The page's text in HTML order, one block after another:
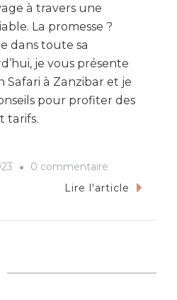
à travers une
La promesse ?
dans toute sa
je vous présente
Safari à Zanzibar et je
pour profiter des
tarifs.
0 commentaire
Safari
Lire l'article